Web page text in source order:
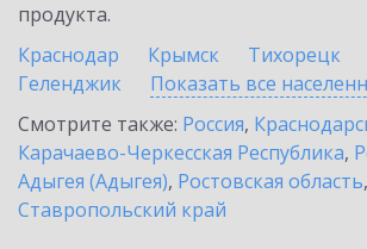
продукта.
Краснодар
Крымск Тихорецк
Геленджик
Показать все
Смотрите также: Россия,
Карачаево-Черкесская Республика,
Адыгея (Адыгея), Ростовская область,
Ставропольский край